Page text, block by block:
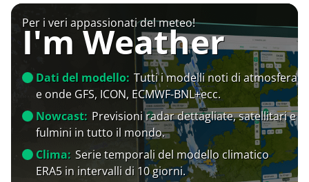
Per i veri appassionati del meteo!
I'm Weather
Dati del modello: Tutti i modelli noti di atmosfera
e onde GFS, ICON, ECMWF-BNL+ecc.
Nowcast: Previsioni radar dettagliate, satellitari e
fulmini in tutto il mondo.
Clima: Serie temporali del modello climatico
ERA5 in intervalli di 10 giorni.